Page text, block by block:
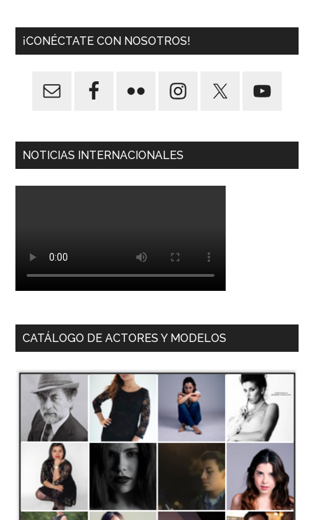
¡CONÉCTATE CON NOSOTROS!
NOTICIAS INTERNACIONALES
CATÁLOGO DE ACTORES Y MODELOS